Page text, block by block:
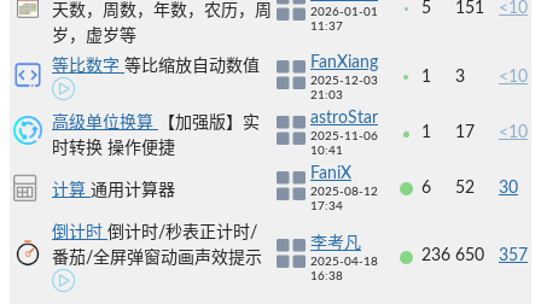
天数，周数，年数，农历，周
岁，虚岁等
2026-01-01
11:37
5 151 <10
等比数字 等比缩放自动数值 FanXiang
2025-12-03
21:03
1 3 <10
高级单位换算
【加强版】实
时转换 操作便捷
astroStar
2025-11-06
10:41
1 17 <10
计算 通用计算器
FaniX
2025-08-12
17:34
6 52 30
倒计时 倒计时/秒表正计时/
番茄/全屏弹窗动画声效提示
李考凡
2025-04-18
16:38
236 650 357